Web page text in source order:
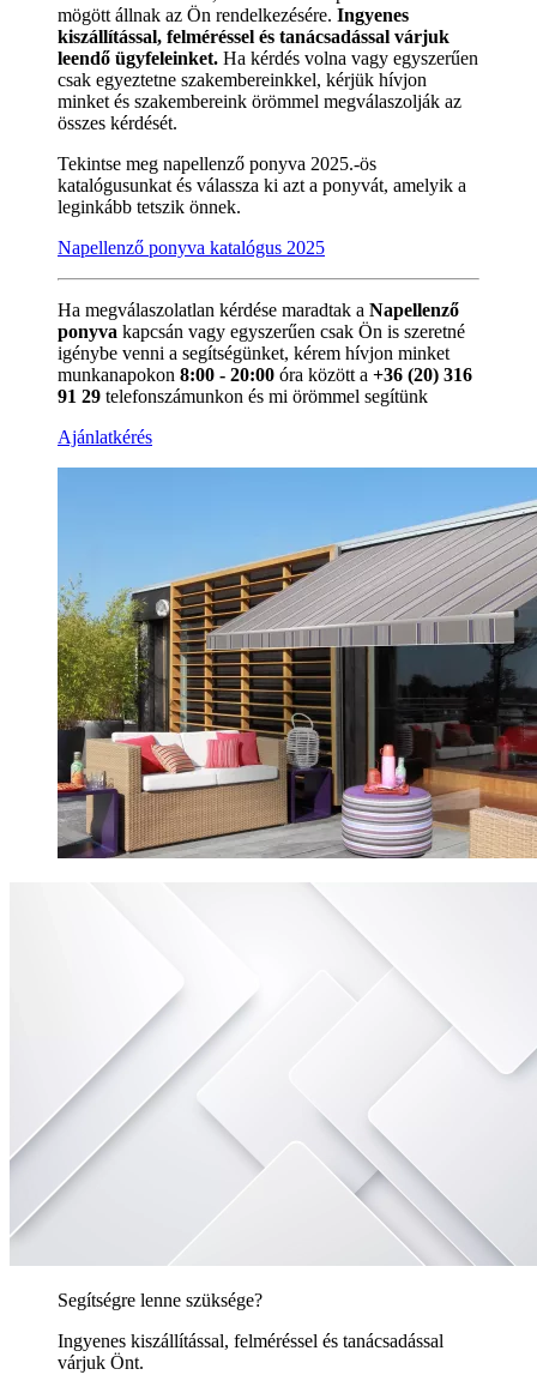
mögött állnak az Ön rendelkezésére. Ingyenes
kiszállítással, felméréssel és tanácsadással várjuk
leendő ügyfeleinket. Ha kérdés volna vagy egyszerűen
csak egyeztetne szakembereinkkel, kérjük hívjon
minket és szakembereink örömmel megválaszolják az
összes kérdését.
Tekintse meg napellenző ponyva 2025.-ös
katalógusunkat és válassza ki azt a ponyvát, amelyik a
leginkább tetszik önnek.
Napellenző ponyva katalógus 2025
Ha megválaszolatlan kérdése maradtak a Napellenző
ponyva kapcsán vagy egyszerűen csak Ön is szeretné
igénybe venni a segítségünket, kérem hívjon minket
munkanapokon 8:00 - 20:00 óra között a +36 (20) 316
91 29 telefonszámunkon és mi örömmel segítünk
Ajánlatkérés
Segítségre lenne szüksége?
Ingyenes kiszállítással, felméréssel és tanácsadással
várjuk Önt.